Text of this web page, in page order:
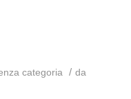
categoria / da